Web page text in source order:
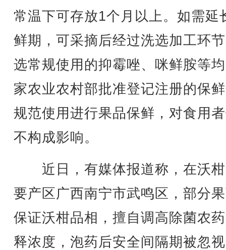
常温下可存放1个月以上。如需延
鲜期，可采摘后经过洗选加工环
选常规使用的抑霉唑、咪鲜胺等
家农业农村部批准登记注册的保
规范使用进行果品保鲜，对食用
不构成影响。
近日，有媒体报道称，在沃
要产区广西南宁市武鸣区，部分
保证沃柑品相，擅自调高除菌农
释浓度，泡药后安全间隔期被忽